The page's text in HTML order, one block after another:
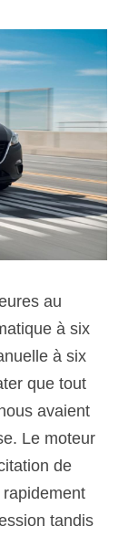
au
à six
à six
que tout
avaient
Le moteur
de
rapidement
tandis